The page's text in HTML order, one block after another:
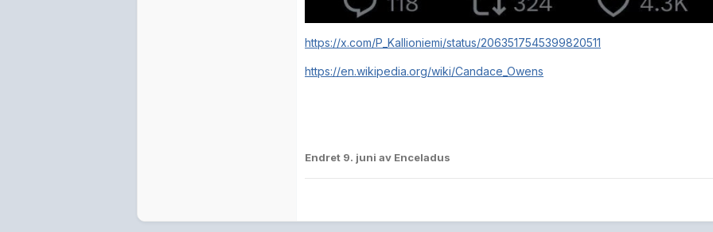
https://x.com/P_Kallioniemi/status/2063517545399820511
https://en.wikipedia.org/wiki/Candace_Owens
Endret 9. juni av Enceladus